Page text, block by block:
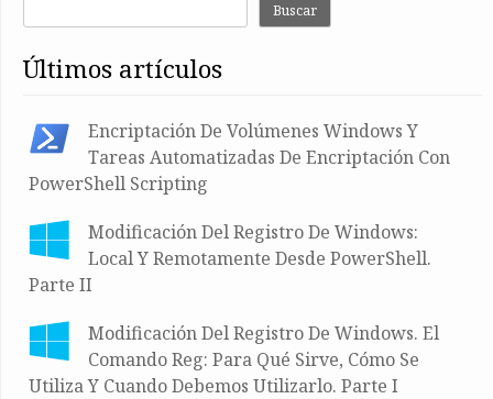
Buscar
últimos artículos
Encriptación De Volúmenes Windows Y
Tareas Automatizadas De Encriptación Con
PowerShell Scripting
Modificación Del Registro De Windows:
Local Y Remotamente Desde PowerShell.
Parte II
Modificación Del Registro De Windows. El
Comando Reg: Para Qué Sirve, Cómo Se
Utiliza Y Cuando Debemos Utilizarlo. Parte I